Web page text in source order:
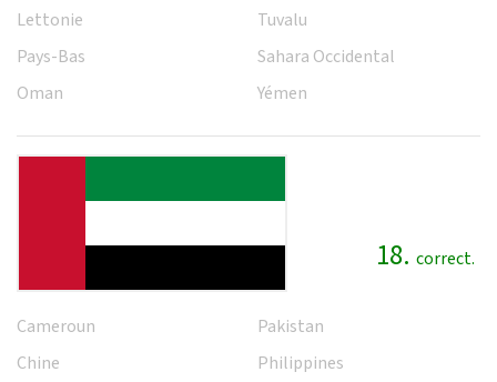
Lettonie
Pays-Bas
Oman
Tuvalu
Sahara Occidental
Yémen
18. correct.
Cameroun
Chine
Pakistan
Philippines